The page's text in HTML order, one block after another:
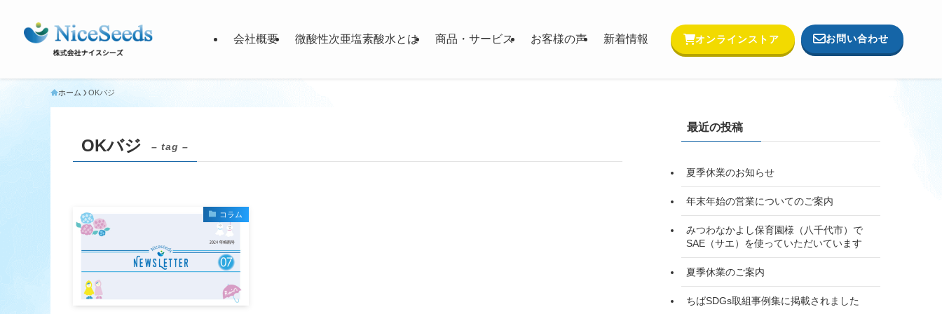
会社概要 微酸性次亜塩素酸水とは 商品・サービス お客様の声 新着情報 オンラインストア お問い合わせ
ホーム OKバジ
OKバジ – tag –
コラム
最近の投稿
夏季休業のお知らせ
年末年始の営業についてのご案内
みつわなかよし保育園様（八千代市）で
SAE（サエ）を使っていただいています
夏季休業のご案内
ちばSDGs取組事例集に掲載されました